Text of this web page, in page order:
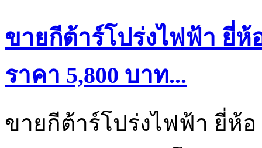
ขายกีต้าร์โปร่งไฟฟ้า ยี่ห้
ราคา 5,800 บาท...
ขายกีต้าร์โปร่งไฟฟ้า ยี่ห้อ